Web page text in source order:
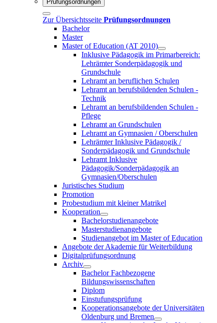
Prüfungsordnungen
Zur Übersichtsseite Prüfungsordnungen
Bachelor
Master
Master of Education (AT 2010)
Inklusive Pädagogik im Primarbereich:
Lehrämter Sonderpädagogik und
Grundschule
Lehramt an beruflichen Schulen
Lehramt an berufsbildenden Schulen -
Technik
Lehramt an berufsbildenden Schulen -
Pflege
Lehramt an Grundschulen
Lehramt an Gymnasien / Oberschulen
Lehrämter Inklusive Pädagogik /
Sonderpädagogik und Grundschule
Lehramt Inklusive
Pädagogik/Sonderpädagogik an
Gymnasien/Oberschulen
Juristisches Studium
Promotion
Probestudium mit kleiner Matrikel
Kooperation
Bachelorstudienangebote
Masterstudienangebote
Studienangebot im Master of Education
Angebote der Akademie für Weiterbildung
Digitalprüfungsordnung
Archiv
Bachelor Fachbezogene
Bildungswissenschaften
Diplom
Einstufungsprüfung
Kooperationsangebote der Universitäten
Oldenburg und Bremen